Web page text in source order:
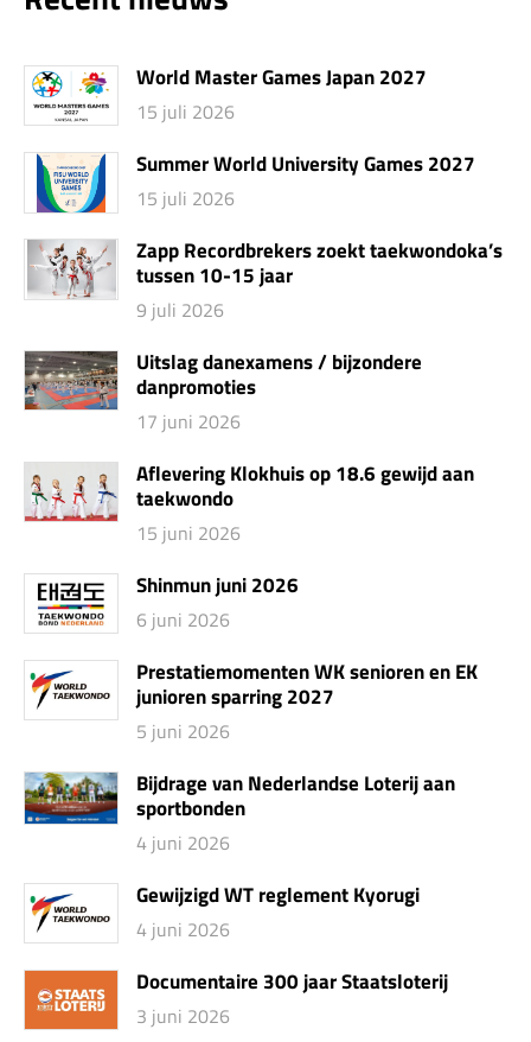
World Master Games Japan 2027
15 juli 2026
Summer World University Games 2027
15 juli 2026
Zapp Recordbrekers zoekt taekwondoka’s
tussen 10-15 jaar
9 juli 2026
Uitslag danexamens / bijzondere
danpromoties
17 juni 2026
Aflevering Klokhuis op 18.6 gewijd aan
taekwondo
15 juni 2026
Shinmun juni 2026
6 juni 2026
Prestatiemomenten WK senioren en EK
junioren sparring 2027
5 juni 2026
Bijdrage van Nederlandse Loterij aan
sportbonden
4 juni 2026
Gewijzigd WT reglement Kyorugi
4 juni 2026
Documentaire 300 jaar Staatsloterij
3 juni 2026